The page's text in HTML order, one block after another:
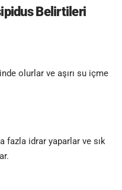
Belirtileri
olurlar ve aşırı su içme
fazla idrar yaparlar ve sık